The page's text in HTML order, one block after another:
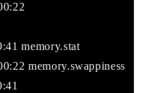
memory.stat
memory.swappiness